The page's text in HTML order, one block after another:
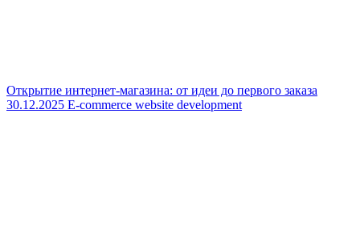
Открытие интернет-магазина: от идеи до первого заказа
30.12.2025 E-commerce website development